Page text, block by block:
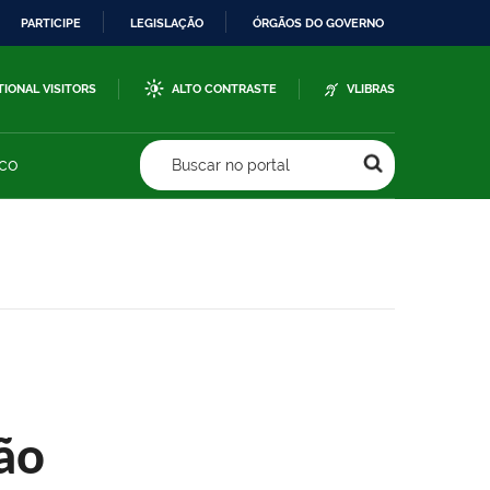
PARTICIPE LEGISLAÇÃO ÓRGÃOS DO GOVERNO
VISITORS ALTO CONTRASTE VLIBRAS
Buscar no portal